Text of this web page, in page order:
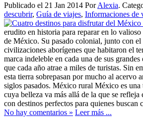
Publicado el 21 Jan 2014 PorAlexia.
descubrir, Guía de viajes, Informaciones de
erudito en historia para reparar en lo
de México. Su pasado colonial, junto con el
civilizaciones aborígenes que habitaron el
marca indeleble en cada una de sus
que cada año atrae a miles de turistas. Sin
esta tierra sobrepasan por mucho al acervo
siglos pasados. México rural México es una
cuya belleza va más allá de la que se refleja
con destinos perfectos para quienes buscan
No hay comentarios » Leer más ...